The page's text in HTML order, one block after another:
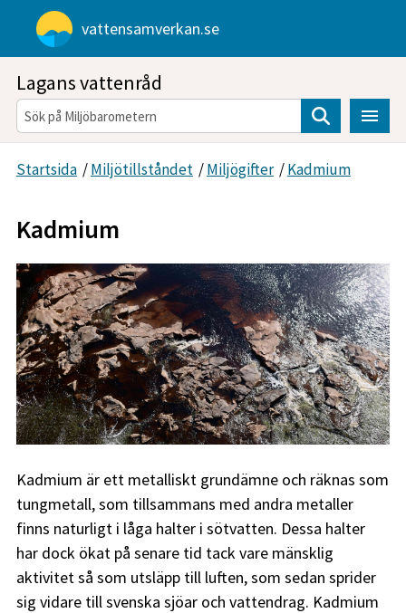
Gå direkt till sidans innehåll
vattensamverkan.se
Lagans vattenråd
Sök
Startsida /Miljötillståndet /Miljögifter /Kadmium
Kadmium
Kadmium är ett metalliskt grundämne och räknas som
tungmetall, som tillsammans med andra metaller
finns naturligt i låga halter i sötvatten. Dessa halter
har dock ökat på senare tid tack vare mänsklig
aktivitet så som utsläpp till luften, som sedan sprider
sig vidare till svenska sjöar och vattendrag. Kadmium